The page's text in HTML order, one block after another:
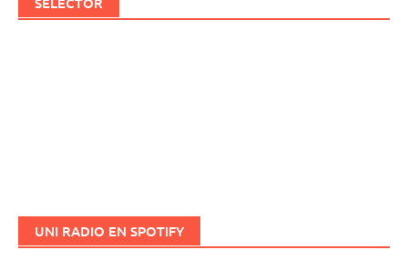
UNI RADIO EN SPOTIFY